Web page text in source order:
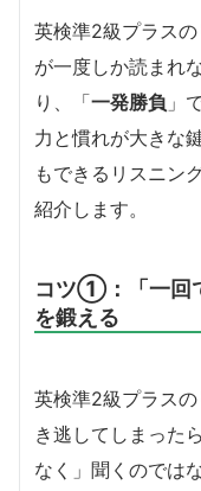
英検準2級プラス
が一度しか読まれ
り、「一発勝負 」
力と慣れが大きな
もできるリスニン
紹介します。
コツ①：「一回
を鍛える
英検準2級プラス
き逃してしまった
なく」聞くのでは